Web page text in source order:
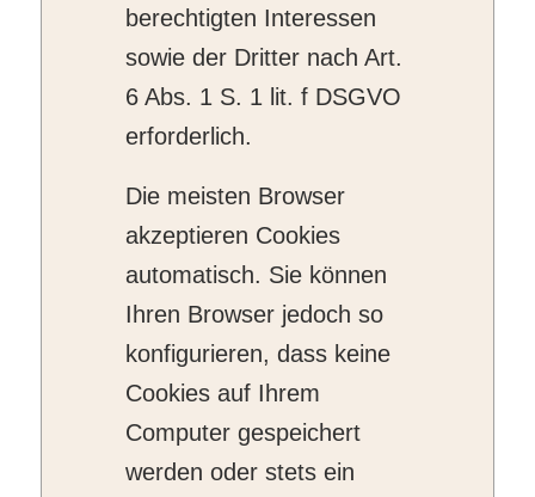
berechtigten Interessen
sowie der Dritter nach Art.
6 Abs. 1 S. 1 lit. f DSGVO
erforderlich.
Die meisten Browser
akzeptieren Cookies
automatisch. Sie können
Ihren Browser jedoch so
konfigurieren, dass keine
Cookies auf Ihrem
Computer gespeichert
werden oder stets ein